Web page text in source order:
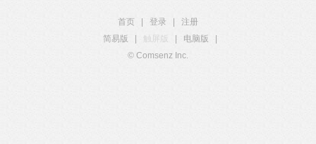
首页 登录
注册
简易版
触屏版 电脑版
© Comsenz Inc.